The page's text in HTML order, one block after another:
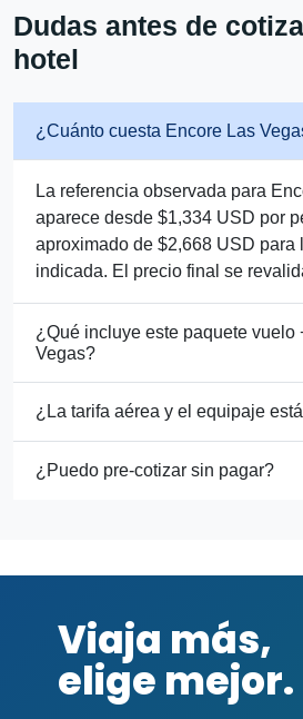
Dudas antes de
hotel
¿Cuánto cuesta Encore Las
La referencia observada para
aparece desde $1,334 USD por
aproximado de $2,668 USD para
indicada. El precio final se
¿Qué incluye este paquete vuelo
Vegas?
¿La tarifa aérea y el equipaje
¿Puedo pre-cotizar sin pagar?
Viaja más,
elige mejor.